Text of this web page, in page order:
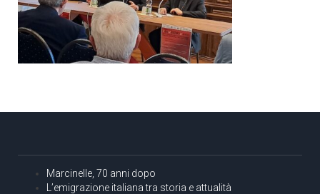
Marcinelle, 70 anni dopo
L’emigrazione italiana tra storia e attualità